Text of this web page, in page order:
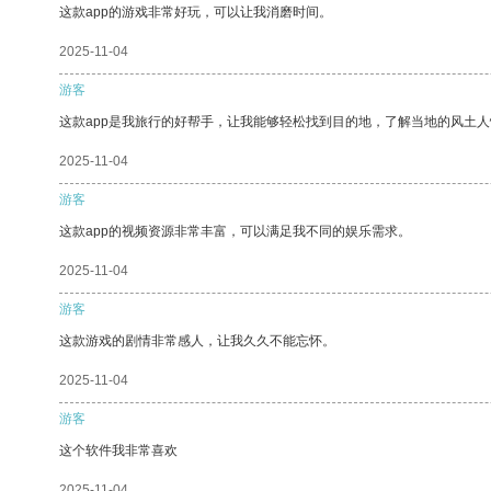
这款app的游戏非常好玩，可以让我消磨时间。
2025-11-04
游客
这款app是我旅行的好帮手，让我能够轻松找到目的地，了解当地的风土
2025-11-04
游客
这款app的视频资源非常丰富，可以满足我不同的娱乐需求。
2025-11-04
游客
这款游戏的剧情非常感人，让我久久不能忘怀。
2025-11-04
游客
这个软件我非常喜欢